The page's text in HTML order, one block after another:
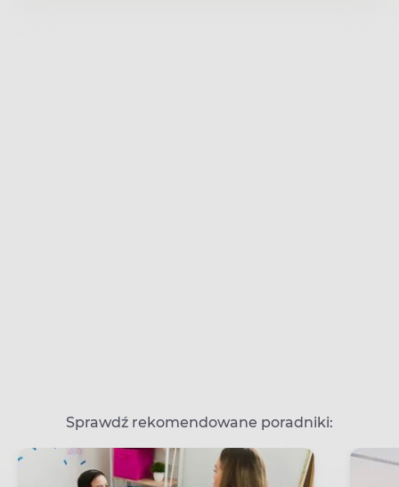
Sprawdź rekomendowane poradniki: